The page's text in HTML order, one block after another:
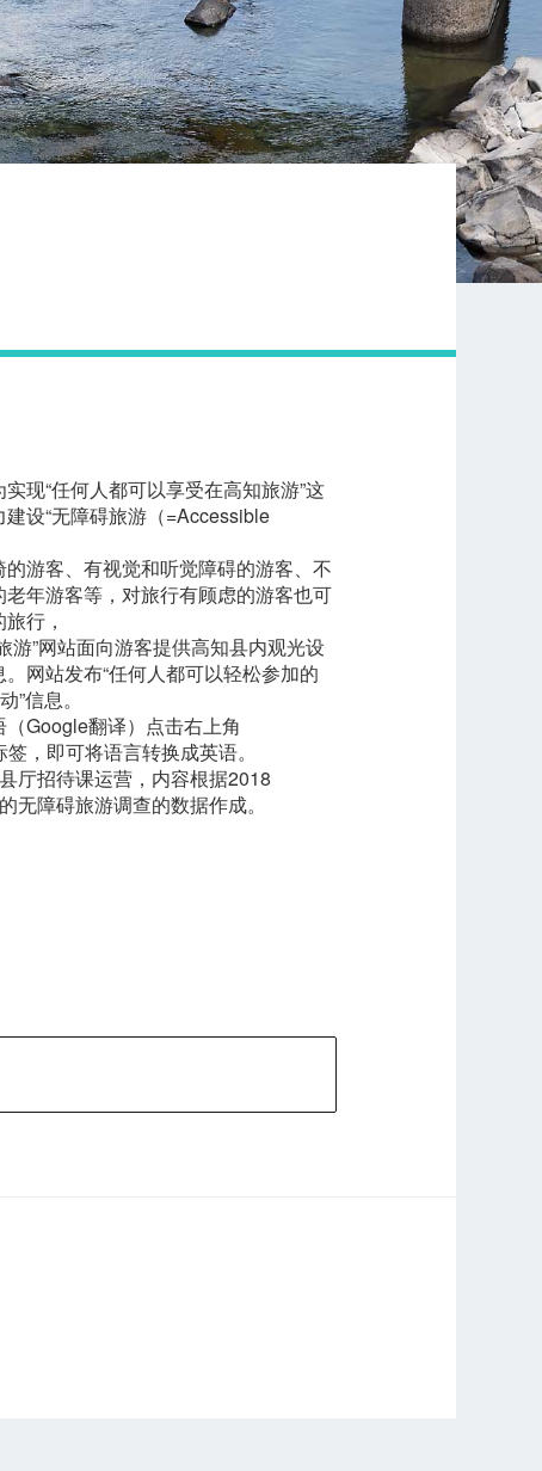
现“任何人都可以享受在高知旅游”这
设“无障碍旅游（=Accessible
的游客、有视觉和听觉障碍的游客、不
年游客等，对旅行有顾虑的游客也可
行，
游”网站面向游客提供高知县内观光设
网站发布“任何人都可以轻松参加的
”信息。
Google翻译）点击右上角
签，即可将语言转换成英语。
厅招待课运营，内容根据2018
无障碍旅游调查的数据作成。